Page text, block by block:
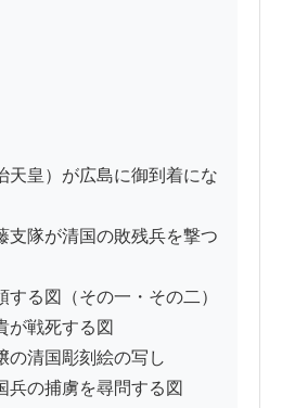
天皇）が広島に御到着にな
支隊が清国の敗残兵を撃つ
する図（その一・その二）
が戦死する図
の清国彫刻絵の写し
兵の捕虜を尋問する図